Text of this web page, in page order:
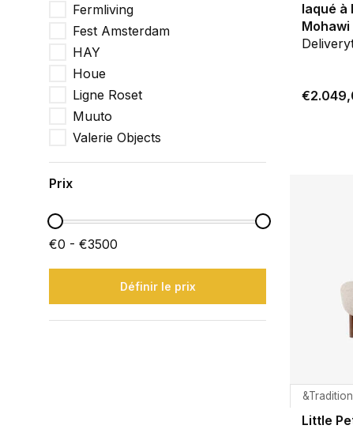
Fermliving
Fest Amsterdam
HAY
Houe
Ligne Roset
Muuto
Valerie Objects
Prix
€0 - €3500
Définir le prix
laqué à
Mohawi
&Tradition
Little